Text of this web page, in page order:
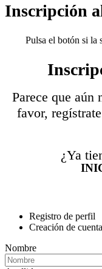
Inscripción
Pulsa el botón si la
Parece que aún
favor,
¿Ya
Registro de perfil
Creación de cuenta
Nombre